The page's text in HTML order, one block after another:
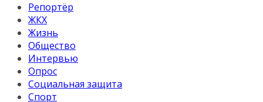
Репортёр
ЖКХ
Жизнь
Общество
Интервью
Опрос
Социальная защита
Спорт